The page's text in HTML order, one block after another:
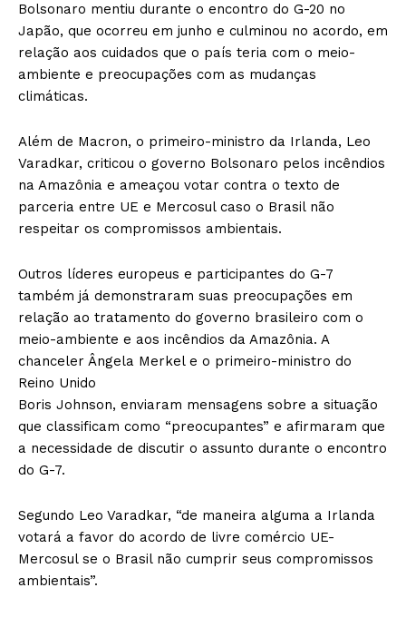
Bolsonaro mentiu durante o encontro do G-20 no
Japão, que ocorreu em junho e culminou no acordo, em
relação aos cuidados que o país teria com o meio-
ambiente e preocupações com as mudanças
climáticas.
Além de Macron, o primeiro-ministro da Irlanda, Leo
Varadkar, criticou o governo Bolsonaro pelos incêndios
na Amazônia e ameaçou votar contra o texto de
parceria entre UE e Mercosul caso o Brasil não
respeitar os compromissos ambientais.
Outros líderes europeus e participantes do G-7
também já demonstraram suas preocupações em
relação ao tratamento do governo brasileiro com o
meio-ambiente e aos incêndios da Amazônia. A
chanceler Ângela Merkel e o primeiro-ministro do
Reino Unido
Boris Johnson, enviaram mensagens sobre a situação
que classificam como “preocupantes” e afirmaram que
a necessidade de discutir o assunto durante o encontro
do G-7.
Segundo Leo Varadkar, “de maneira alguma a Irlanda
votará a favor do acordo de livre comércio UE-
Mercosul se o Brasil não cumprir seus compromissos
ambientais”.